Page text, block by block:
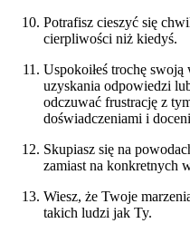
Potrafisz cieszyć się
cierpliwości niż kiedyś.
Uspokoiłeś trochę swoją
uzyskania odpowiedzi
odczuwać frustrację z
doświadczeniami i
Skupiasz się na
zamiast na konkretnych
Wiesz, że Twoje
takich ludzi jak Ty.